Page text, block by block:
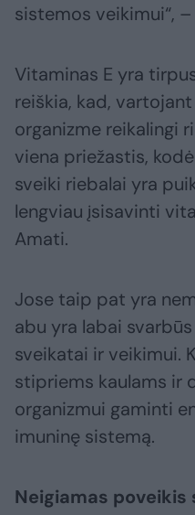
sistemos veikimui“,
Vitaminas E yra
reiškia, kad,
organizme reikalingi
viena priežastis,
sveiki riebalai yra
lengviau įsisavinti
Amati.
Jose taip pat yra
abu yra labai
sveikatai ir veikimui.
stipriems kaulams ir
organizmui gaminti
imuninę sistemą.
Neigiamas poveikis